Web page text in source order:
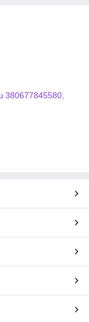
380677845580,